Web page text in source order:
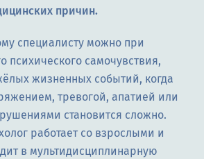
причин.
специалисту можно при
психического самочувствия,
жизненных событий, когда
тревогой, апатией или
становится сложно.
работает со взрослыми и
в мультидисциплинарную